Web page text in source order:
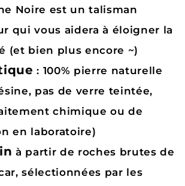
Noire est un talisman
qui vous aidera à éloigner la
(et bien plus encore ~)
: 100% pierre naturelle
pas de verre teintée,
chimique ou de
en laboratoire)
à partir de roches brutes de
sélectionnées par les